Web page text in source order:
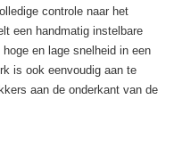
controle naar het
een handmatig instelbare
en lage snelheid in een
is ook eenvoudig aan te
aan de onderkant van de